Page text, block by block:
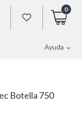
0
Ayuda
Botella 750